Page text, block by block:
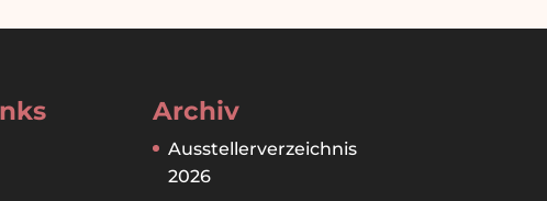
Archiv
Ausstellerverzeichnis
2026